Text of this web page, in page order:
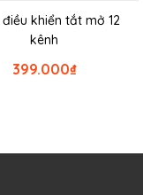
điều khiển tắt mở 12
kênh
₫
399.000